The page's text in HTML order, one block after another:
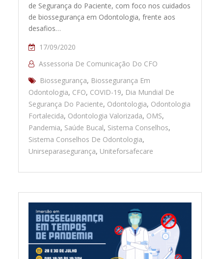
de Segurança do Paciente, com foco nos cuidados
de biossegurança em Odontologia, frente aos
desafios…
17/09/2020
Assessoria De Comunicação Do CFO
Biossegurança, Biossegurança Em
Odontologia, CFO, COVID-19, Dia Mundial De
Segurança Do Paciente, Odontologia, Odontologia
Fortalecida, Odontologia Valorizada, OMS,
Pandemia, Saúde Bucal, Sistema Conselhos,
Sistema Conselhos De Odontologia,
Unirseparasegurança, Uniteforsafecare